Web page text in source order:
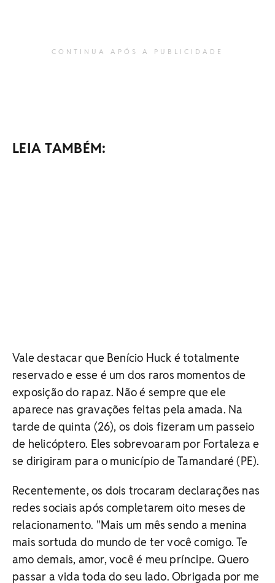
CONTINUA APÓS A PUBLICIDADE
LEIA TAMBÉM:
Vale destacar que Benício Huck é totalmente
reservado e esse é um dos raros momentos de
exposição do rapaz. Não é sempre que ele
aparece nas gravações feitas pela amada. Na
tarde de quinta (26), os dois fizeram um passeio
de helicóptero. Eles sobrevoaram por Fortaleza e
se dirigiram para o município de Tamandaré (PE).
Recentemente, os dois trocaram declarações nas
redes sociais após completarem oito meses de
relacionamento. "Mais um mês sendo a menina
mais sortuda do mundo de ter você comigo. Te
amo demais, amor, você é meu príncipe. Quero
passar a vida toda do seu lado. Obrigada por me